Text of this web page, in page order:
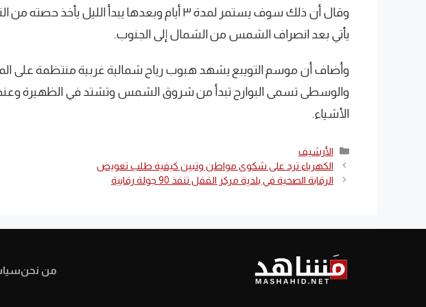
وقال أن ذلك سوف يستمر لمدة ٣ أيام وبعدها يبدأ
يأتي بعد انصراف الشمس من الشمال إلى الجنوب.
وأضاف أن موسم التويبع يشهد هبوب رياح شمالية غربية منتظمة على
والوسطى تسمى البوارح تبدأ من شروق الشمس وتشتد في الظهيرة وعند
الأشياء.
التصنيفات
الأرشيف
الكهرباء ترد على شكوى مواطن وتبين كيفية طلب تعويض
الرقابة الصحية في بلدية مركز القفل تنفذ 90 جولة رقابية
من نحن